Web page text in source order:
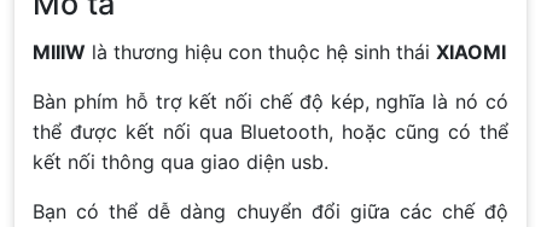
MIIIW là thương hiệu con thuộc hệ sinh thái XIAOMI
Bàn phím hỗ trợ kết nối chế độ kép, nghĩa là nó có
thể được kết nối qua Bluetooth, hoặc cũng có thể
kết nối thông qua giao diện usb.
Bạn có thể dễ dàng chuyển đổi giữa các chế độ